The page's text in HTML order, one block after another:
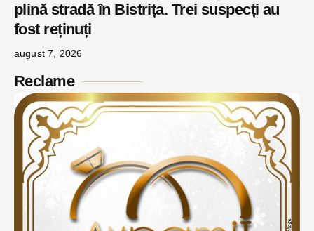
plină stradă în Bistrița. Trei suspecți au
fost reținuți
august 7, 2026
Reclame